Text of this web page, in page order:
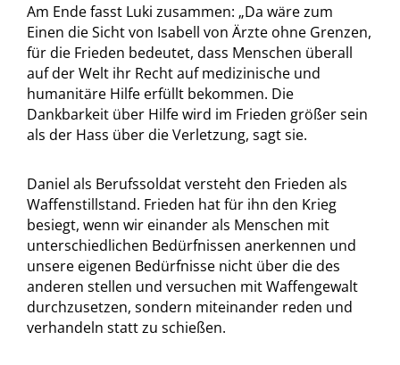
Am Ende fasst Luki zusammen: „Da wäre zum
Einen die Sicht von Isabell von Ärzte ohne Grenzen,
für die Frieden bedeutet, dass Menschen überall
auf der Welt ihr Recht auf medizinische und
humanitäre Hilfe erfüllt bekommen. Die
Dankbarkeit über Hilfe wird im Frieden größer sein
als der Hass über die Verletzung, sagt sie.
Daniel als Berufssoldat versteht den Frieden als
Waffenstillstand. Frieden hat für ihn den Krieg
besiegt, wenn wir einander als Menschen mit
unterschiedlichen Bedürfnissen anerkennen und
unsere eigenen Bedürfnisse nicht über die des
anderen stellen und versuchen mit Waffengewalt
durchzusetzen, sondern miteinander reden und
verhandeln statt zu schießen.